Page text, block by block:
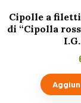
Cipolle a filetti
di “Cipolla